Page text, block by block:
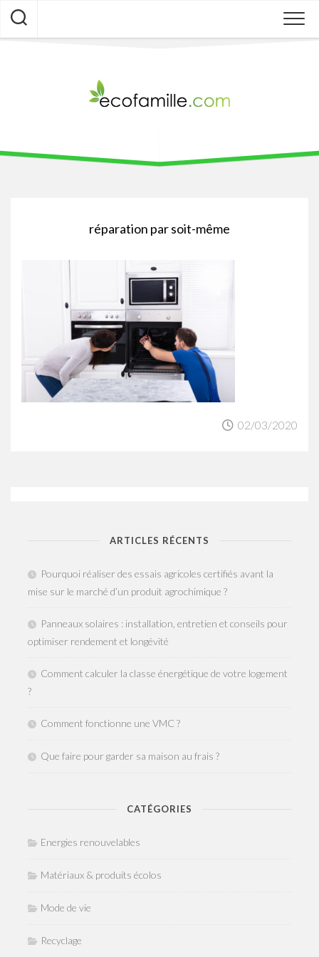
Skip
content
réparation par soit-même
02/03/2020
ARTICLES RÉCENTS
Pourquoi réaliser des essais agricoles certifiés avant la
mise sur le marché d’un produit agrochimique ?
Panneaux solaires : installation, entretien et conseils pour
optimiser rendement et longévité
Comment calculer la classe énergétique de votre logement
?
Comment fonctionne une VMC ?
Que faire pour garder sa maison au frais ?
CATÉGORIES
Energies renouvelables
Matériaux & produits écolos
Mode de vie
Recyclage